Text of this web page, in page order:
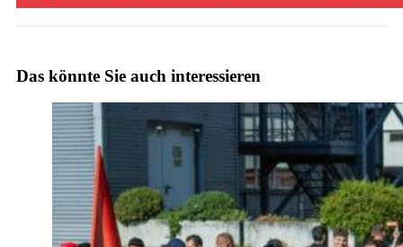
Das könnte Sie auch interessieren